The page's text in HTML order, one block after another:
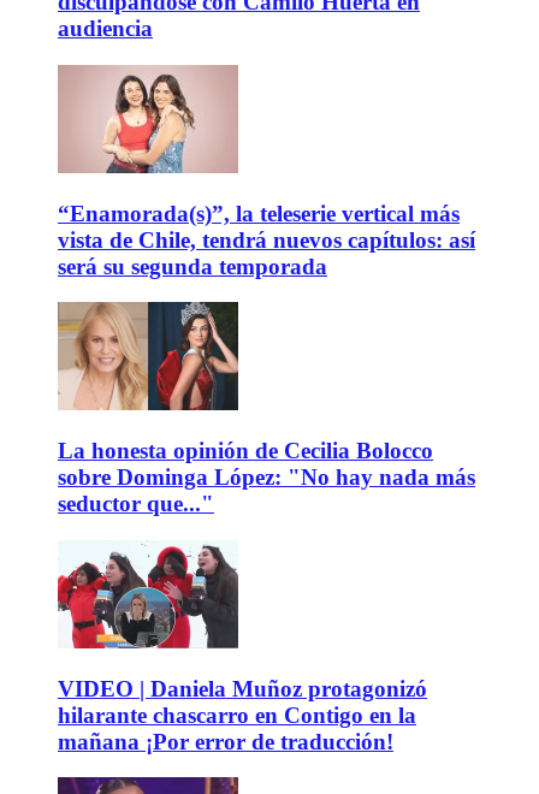
audiencia
“Enamorada(s)”, la teleserie vertical más
vista de Chile, tendrá nuevos capítulos: así
será su segunda temporada
La honesta opinión de Cecilia Bolocco
sobre Dominga López: "No hay nada más
seductor que..."
VIDEO | Daniela Muñoz protagonizó
hilarante chascarro en Contigo en la
mañana ¡Por error de traducción!